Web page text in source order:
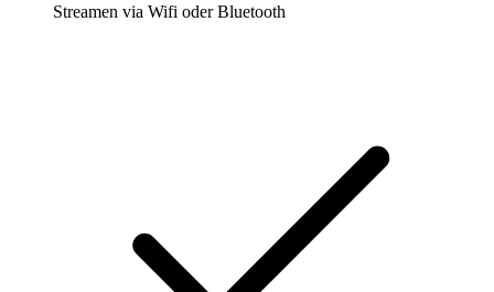
Streamen via Wifi oder Bluetooth